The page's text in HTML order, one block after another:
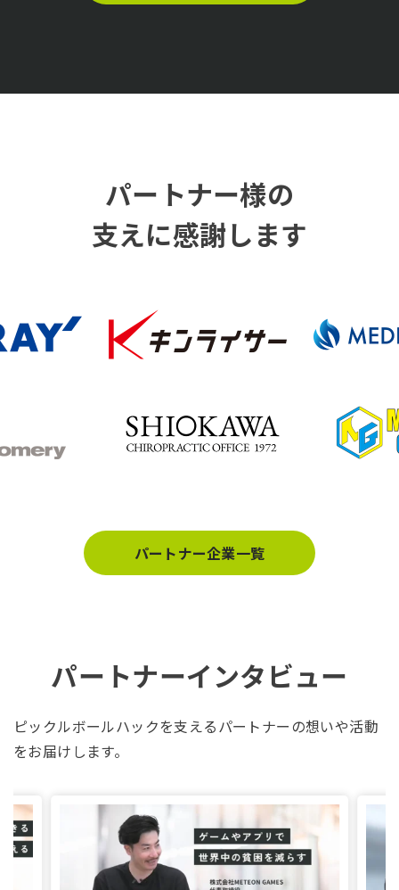
パートナー様の
支えに感謝します
パートナー企業一覧
パートナーインタビュー
ピックルボールハックを支えるパートナーの想いや活動
をお届けします。